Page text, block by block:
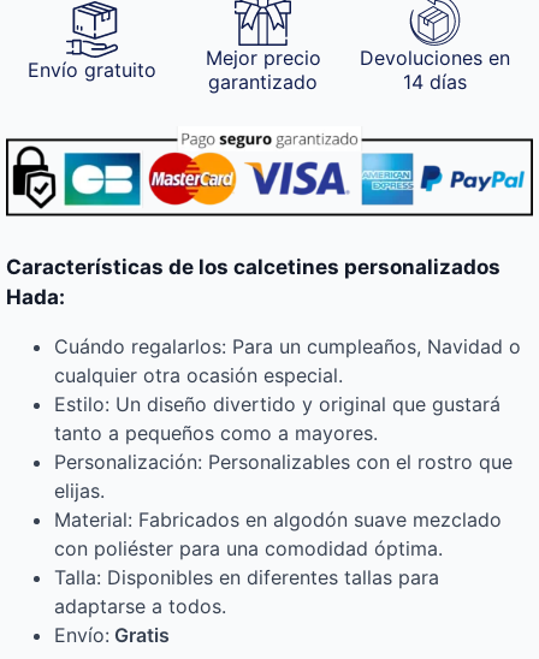
Envío gratuito
Mejor precio
garantizado
Devoluciones en
14 días
Características de los calcetines personalizados
Hada:
Cuándo regalarlos: Para un cumpleaños, Navidad o
cualquier otra ocasión especial.
Estilo: Un diseño divertido y original que gustará
tanto a pequeños como a mayores.
Personalización: Personalizables con el rostro que
elijas.
Material: Fabricados en algodón suave mezclado
con poliéster para una comodidad óptima.
Talla: Disponibles en diferentes tallas para
adaptarse a todos.
Envío: Gratis